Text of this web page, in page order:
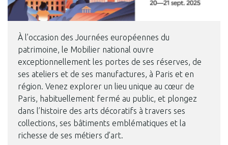
À l’occasion des Journées européennes du
patrimoine, le Mobilier national ouvre
exceptionnellement les portes de ses réserves, de
ses ateliers et de ses manufactures, à Paris et en
région. Venez explorer un lieu unique au cœur de
Paris, habituellement fermé au public, et plongez
dans l’histoire des arts décoratifs à travers ses
collections, ses bâtiments emblématiques et la
richesse de ses métiers d’art.